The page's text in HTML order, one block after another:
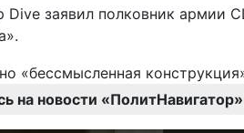
Dive заявил полковник армии
на новости